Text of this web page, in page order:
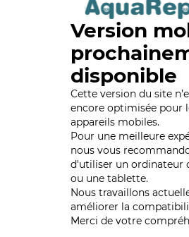
Version
disponible
Cette version du site
encore optimisée pour
appareils mobiles.
Pour une meilleure
nous vous
d'utiliser un ordinateur
ou une tablette.
Nous travaillons
améliorer la
Merci de votre